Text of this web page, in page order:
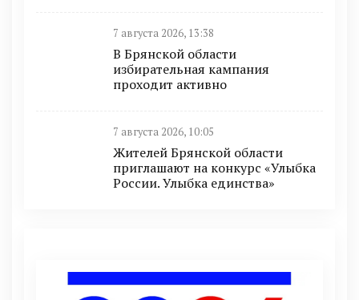
7 августа 2026, 13:38
В Брянской области
избирательная кампания
проходит активно
7 августа 2026, 10:05
Жителей Брянской области
приглашают на конкурс «Улыбка
России. Улыбка единства»